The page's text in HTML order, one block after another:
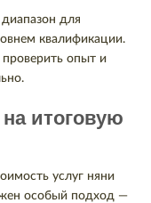
для
квалификации.
опыт и
итоговую
услуг няни
особый подход —